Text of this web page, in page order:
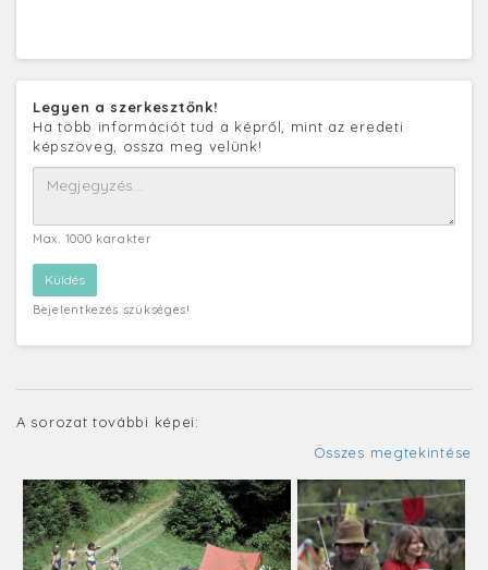
Legyen a szerkesztőnk!
Ha több információt tud a képről, mint az eredeti
képszöveg, ossza meg velünk!
Max. 1000 karakter
Bejelentkezés szükséges!
A sorozat további képei:
Összes megtekintése